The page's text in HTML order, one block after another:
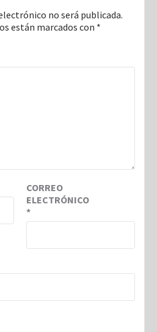
no será publicada.
están marcados con *
CORREO
ELECTRÓNICO
*